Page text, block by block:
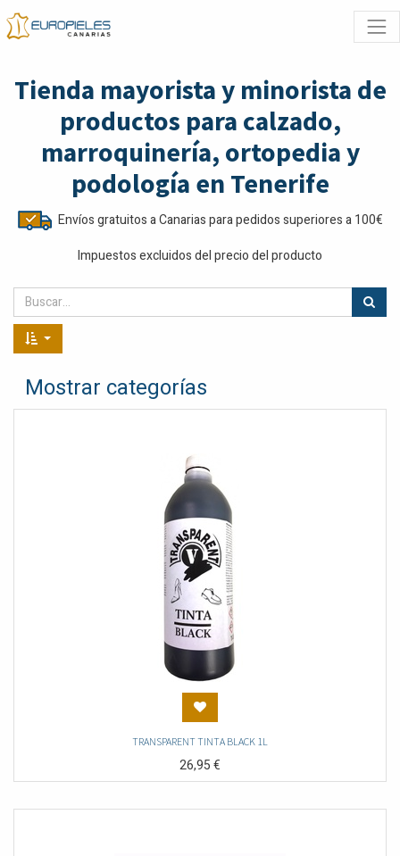
Tienda mayorista y minorista de
productos para calzado,
marroquinería, ortopedia y
podología en Tenerife
Envíos gratuitos a Canarias para pedidos superiores a 100€
Impuestos excluidos del precio del producto
Mostrar categorías
TRANSPARENT TINTA BLACK 1L
26,95€